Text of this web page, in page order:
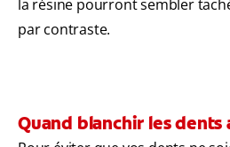
la résine pourront sembler
par contraste.
Quand blanchir les dents